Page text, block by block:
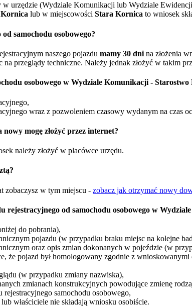
urzędzie (Wydziale Komunikacji lub Wydziale
lub w miejscowości Stara Kornica to wniosek
samochodu osobowego?
naszego pojazdu mamy 30 dni na złożenia
przeglądy techniczne. Należy jednak złożyć w takim
osobowego w Wydziale Komunikacji - Starostwo
wraz z pozwoleniem czasowy wydanym na czas
mogę złożyć przez internet?
należy złożyć w placówce urzędu.
zobaczysz w tym miejscu - zobacz jak otrzymać nowy
rejestracyjnego od samochodu osobowego w
do pobrania),
pojazdu (w przypadku braku miejsc na kolejne
oraz opis zmian dokonanych w pojeździe (w
że pojazd był homologowany zgodnie z
(w przypadku zmiany nazwiska),
zmianach konstrukcyjnych powodujące zmienę
samochodu osobowego,
właściciele nie składają wniosku osobiście.